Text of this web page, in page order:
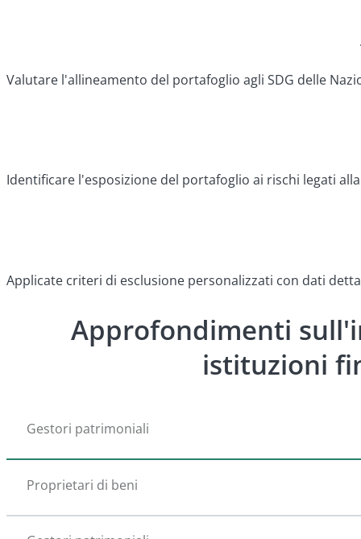
Valutare l'allineamento del portafoglio agli SDG delle
Identificare l'esposizione del portafoglio ai rischi legati
Applicate criteri di esclusione personalizzati con dati
Approfondimenti
istituzioni
Gestori patrimoniali
Proprietari di beni